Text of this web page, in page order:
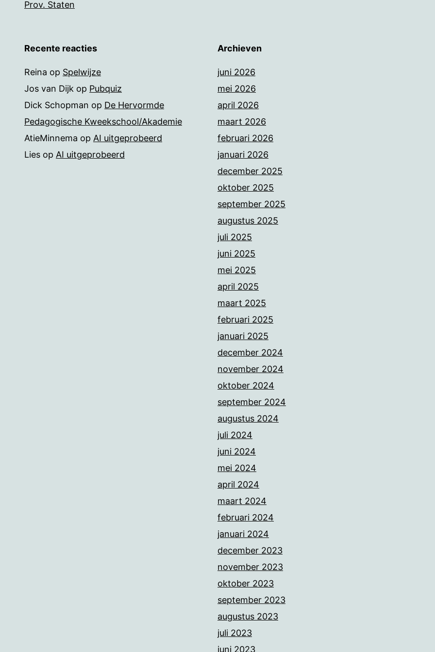
Prov. Staten
Recente reacties
Reina op Spelwijze
Jos van Dijk op Pubquiz
Dick Schopman op De Hervormde
Pedagogische Kweekschool/Akademie
AtieMinnema op AI uitgeprobeerd
Lies op AI uitgeprobeerd
Archieven
juni 2026
mei 2026
april 2026
maart 2026
februari 2026
januari 2026
december 2025
oktober 2025
september 2025
augustus 2025
juli 2025
juni 2025
mei 2025
april 2025
maart 2025
februari 2025
januari 2025
december 2024
november 2024
oktober 2024
september 2024
augustus 2024
juli 2024
juni 2024
mei 2024
april 2024
maart 2024
februari 2024
januari 2024
december 2023
november 2023
oktober 2023
september 2023
augustus 2023
juli 2023
juni 2023